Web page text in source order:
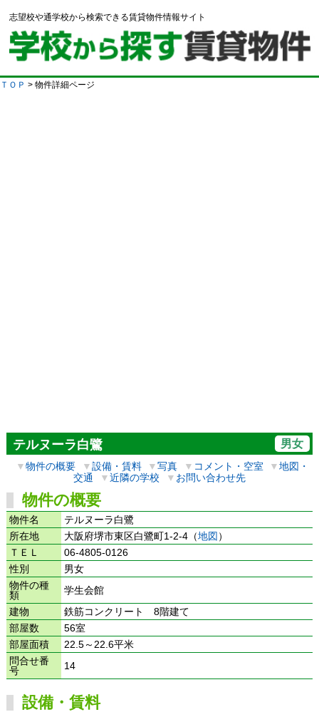
志望校や通学校から検索できる賃貸物件情報サイト
ＴＯＰ > 物件詳細ページ
テルヌーラ白鷺 男女
▼物件の概要 ▼設備・賃料 ▼写真 ▼ コメント・空室 ▼地図・
交通
▼近隣の学校 ▼ お問い合わせ先
物件の概要
物件名
テルヌーラ白鷺
所在地
大阪府堺市東区白鷺町1-2-4（地図 ）
ＴＥＬ
06-4805-0126
性別
男女
物件の種
類
学生会館
建物
鉄筋コンクリート 8階建て
部屋数
56室
部屋面積
22.5～22.6平米
問合せ番
号
14
設備・賃料